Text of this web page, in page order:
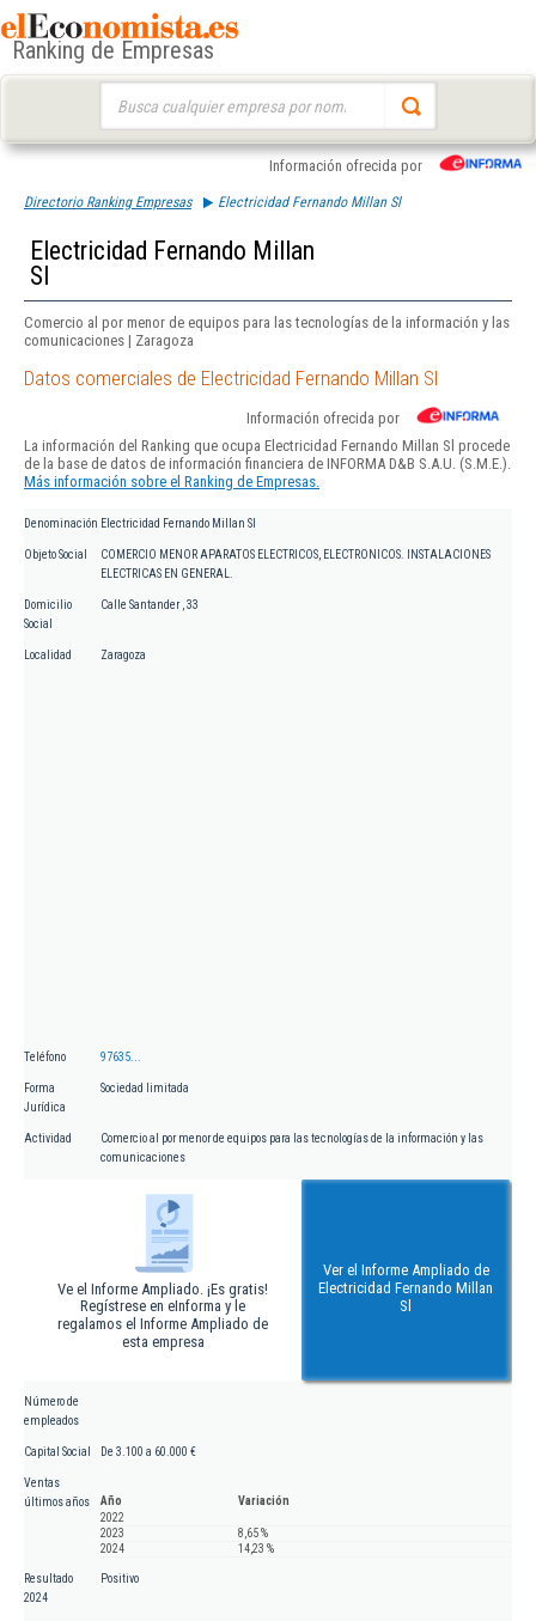
Ranking de Empresas
Información ofrecida por
Directorio Ranking Empresas Electricidad Fernando Millan Sl
Electricidad Fernando Millan
Sl
Comercio al por menor de equipos para las tecnologías de la información y las
comunicaciones | Zaragoza
Datos comerciales de Electricidad Fernando Millan Sl
Información ofrecida por
La información del Ranking que ocupa Electricidad Fernando Millan Sl procede
de la base de datos de información financiera de INFORMA D&B S.A.U. (S.M.E.).
Más información sobre el Ranking de Empresas.
Denominación Electricidad Fernando Millan Sl
Objeto Social
COMERCIO MENOR APARATOS ELECTRICOS, ELECTRONICOS. INSTALACIONES
ELECTRICAS EN GENERAL.
Domicilio
Social
Calle Santander , 33
Localidad Zaragoza
Teléfono 97635...
Forma
Jurídica
Sociedad limitada
Actividad
Comercio al por menor de equipos para las tecnologías de la información y las
comunicaciones
Ve el Informe Ampliado. ¡Es gratis!
Regístrese en eInforma y le
regalamos el Informe Ampliado de
esta empresa
Ver el Informe Ampliado de
Electricidad Fernando Millan
Sl
Número de
empleados
Capital Social De 3.100 a 60.000 €
Ventas
últimos años
Año
Variación
2022
2023
8,65 %
2024
14,23 %
Resultado
2024
Positivo